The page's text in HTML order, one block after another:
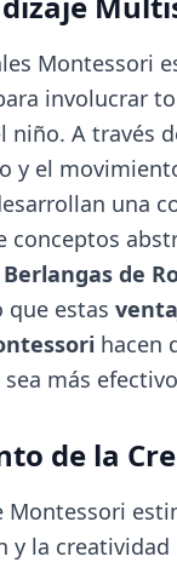
Montessori
involucrar
niño. A través
y el
una
conceptos
Berlangas de
que estas
hacen
más
de la
Montessori
y la